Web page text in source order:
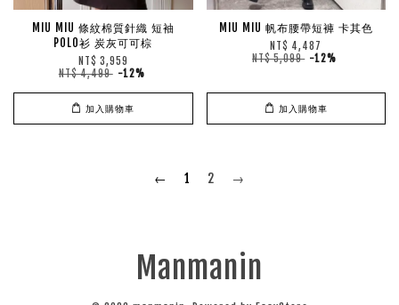
MIU MIU 條紋棉質針織 短袖
POLO衫 炭灰可可棕
NT$ 3,959
NT$ 4,499 -12%
加入購物車
MIU MIU 帆布腰帶短褲 卡其色
NT$ 4,487
NT$ 5,099 -12%
加入購物車
← 1 2 →
Manmanin